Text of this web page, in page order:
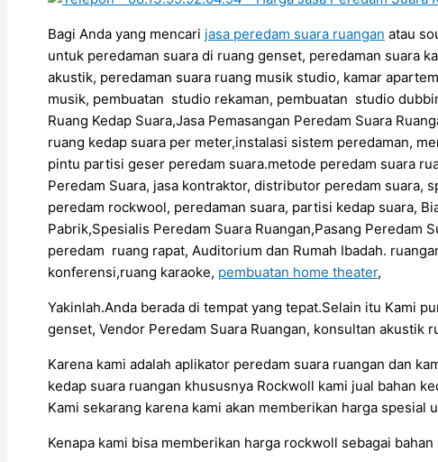
Bagi Anda yang mencari jasa peredam suara ruangan atau
untuk peredaman suara di ruang genset, peredaman suara
akustik, peredaman suara ruang musik studio, kamar
musik, pembuatan studio rekaman, pembuatan studio
Ruang Kedap Suara,Jasa Pemasangan Peredam Suara
ruang kedap suara per meter,instalasi sistem peredaman,
pintu partisi geser peredam suara.metode peredam suara
Peredam Suara, jasa kontraktor, distributor peredam suara,
peredam rockwool, peredaman suara, partisi kedap suara,
Pabrik,Spesialis Peredam Suara Ruangan,Pasang
peredam ruang rapat, Auditorium dan Rumah Ibadah.
konferensi,ruang karaoke, pembuatan home theater,
Yakinlah.Anda berada di tempat yang tepat.Selain itu Kami
genset, Vendor Peredam Suara Ruangan, konsultan akustik
Karena kami adalah aplikator peredam suara ruangan dan
kedap suara ruangan khususnya Rockwoll kami jual bahan
Kami sekarang karena kami akan memberikan harga
Kenapa kami bisa memberikan harga rockwoll sebagai